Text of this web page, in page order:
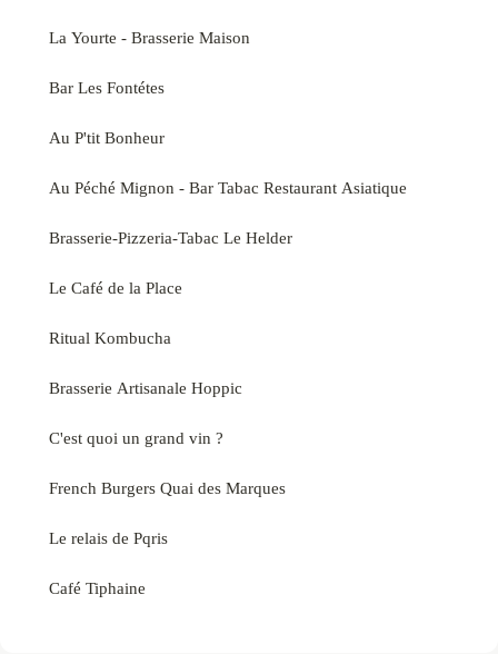
La Yourte - Brasserie Maison
Bar Les Fontétes
Au P'tit Bonheur
Au Péché Mignon - Bar Tabac Restaurant Asiatique
Brasserie-Pizzeria-Tabac Le Helder
Le Café de la Place
Ritual Kombucha
Brasserie Artisanale Hoppic
C'est quoi un grand vin ?
French Burgers Quai des Marques
Le relais de Pqris
Café Tiphaine